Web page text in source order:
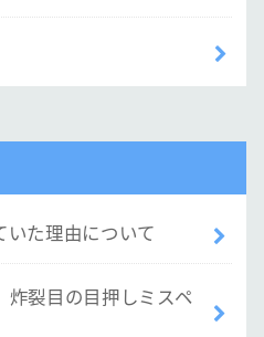
いた理由について
裂目の目押しミスペ